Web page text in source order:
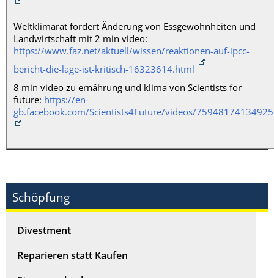
Welt­kli­ma­rat for­dert Ände­rung von Ess­ge­wohn­hei­ten und
Land­wirt­schaft mit 2 min video:
https://www.faz.net/aktuell/wissen/reaktionen-auf-ipcc-
bericht-die-lage-ist-kritisch-16323614.html
8 min video zu ernäh­rung und kli­ma von Sci­en­tists for
future: https://en-
gb.facebook.com/Scientists4Future/videos/
Schöpfung
Divestment
Reparieren statt Kaufen